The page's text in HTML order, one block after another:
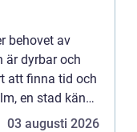
behovet av
är dyrbar och
att finna tid och
en stad känd
03 augusti 2026